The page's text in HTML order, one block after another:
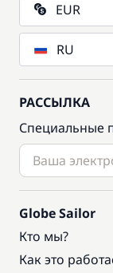
EUR
RU
РАССЫЛКА
Специальные
Globe Sailor
Кто мы?
Как это